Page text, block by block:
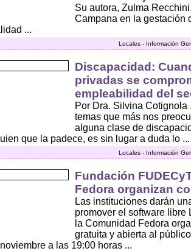
Su autora, Zulma
Campana en la gestación
...
Locales - Información
Discapacidad:
privadas se
empleabilidad del
Por Dra. Silvina
temas que más nos
alguna clase de
que la padece, es sin lugar a duda lo ...
Locales - Información
Fundación
Fedora organizan
Las instituciones darán
promover el software
la Comunidad Fedora
gratuita y abierta al
a las 19:00 horas ...